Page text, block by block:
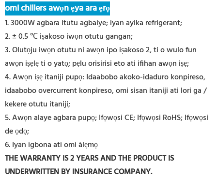
omi chillers awọn ẹya ara ẹrọ
1. 3000W agbara itutu agbaiye; iyan ayika refrigerant;
2. ± 0.5 ℃ iṣakoso iwọn otutu gangan;
3. Olutọju iwọn otutu ni awọn ipo iṣakoso 2, ti o wulo fun
awọn iṣẹlẹ ti o yatọ; pẹlu orisirisi eto ati ifihan awọn iṣẹ;
4. Awọn iṣẹ itaniji pupọ: Idaabobo akoko-idaduro konpireso,
idaabobo overcurrent konpireso, omi sisan itaniji ati lori ga /
kekere otutu itaniji;
5. Awọn alaye agbara pupọ; Ifọwọsi CE; Ifọwọsi RoHS; Ifọwọsi
de ọdọ;
6. Iyan igbona ati omi àlẹmọ
THE WARRANTY IS 2 YEARS AND THE PRODUCT IS
UNDERWRITTEN BY INSURANCE COMPANY.